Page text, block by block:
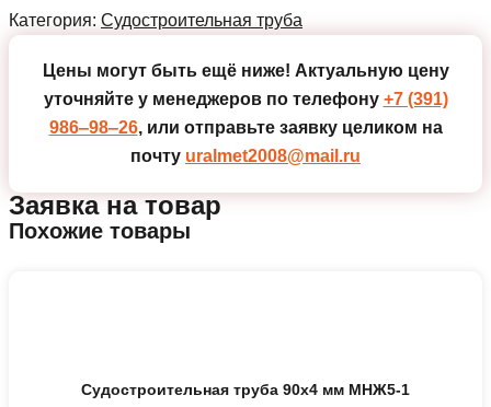
Категория: Судостроительная труба
Цены могут быть ещё ниже! Актуальную цену
уточняйте у менеджеров по телефону +7 (391)
986‒98‒26, или отправьте заявку целиком на
почту uralmet2008@mail.ru
Заявка на товар
Похожие товары
Судостроительная труба 90х4 мм МНЖ5-1